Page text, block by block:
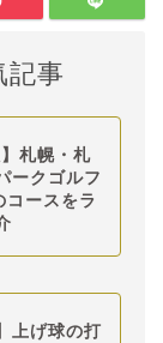
記事
札幌・札
ークゴルフ
ースをラ
上げ球の打